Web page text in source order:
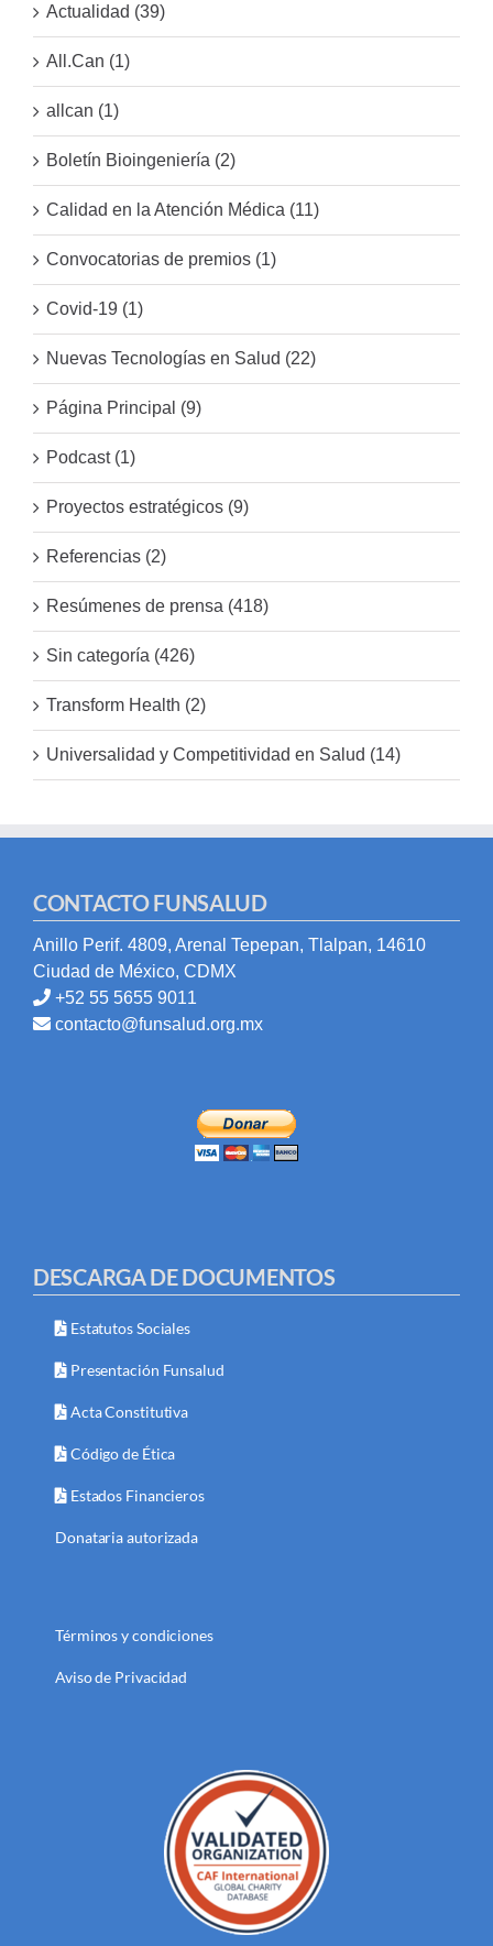
Actualidad (39)
All.Can (1)
allcan (1)
Boletín Bioingeniería (2)
Calidad en la Atención Médica (11)
Convocatorias de premios (1)
Covid-19 (1)
Nuevas Tecnologías en Salud (22)
Página Principal (9)
Podcast (1)
Proyectos estratégicos (9)
Referencias (2)
Resúmenes de prensa (418)
Sin categoría (426)
Transform Health (2)
Universalidad y Competitividad en Salud (14)
CONTACTO FUNSALUD
Anillo Perif. 4809, Arenal Tepepan, Tlalpan, 14610
Ciudad de México, CDMX
+52 55 5655 9011
contacto@funsalud.org.mx
DESCARGA DE DOCUMENTOS
Estatutos Sociales
Presentación Funsalud
Acta Constitutiva
Código de Ética
Estados Financieros
Donataria autorizada
Términos y condiciones
Aviso de Privacidad